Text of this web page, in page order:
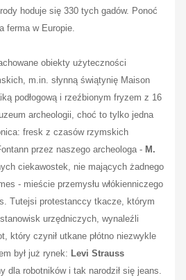
hoduje się 330 tych gadów. Ponoć
ferma w Europie.
obiekty użyteczności
m.in. słynną świątynię Maison
podłogową i rzeźbionym fryzem z 16
archeologii, choć to tylko jedna
fresk z czasów rzymskich
przez naszego archeologa - M.
ciekawostek, nie mających żadnego
- mieście przemysłu włókienniczego
Tutejsi protestanccy tkacze, którym
urzędniczych, wynaleźli
który czynił utkane płótno niezwykle
był już rynek: Levi Strauss
dla robotników i tak narodził się jeans.